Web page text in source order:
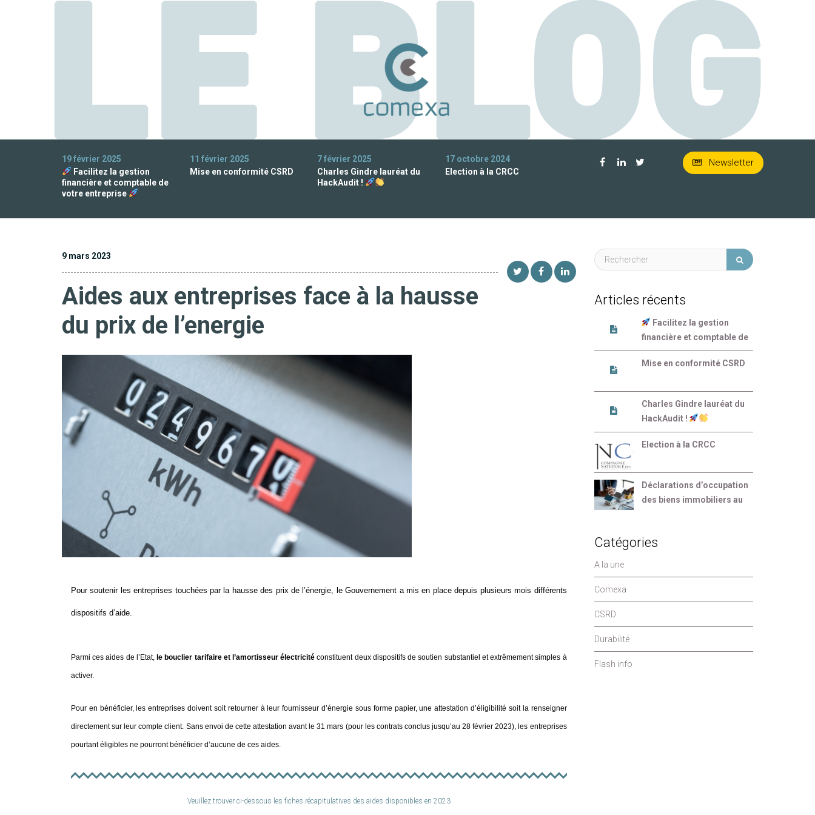
19 février 2025
Facilitez la gestion
financière et comptable de
votre entreprise
11 février 2025
Mise en conformité CSRD
7 février 2025
Charles Gindre lauréat du
HackAudit !
17 octobre 2024
Election à la CRCC
Newsletter
9 mars 2023
Aides aux entreprises face à la hausse
du prix de l’energie
Pour soutenir les entreprises touchées par la hausse des prix de l’énergie, le Gouvernement a mis en place depuis plusieurs mois différents
dispositifs d’aide.
Parmi ces aides de l’Etat, le bouclier tarifaire et l’amortisseur électricitéconstituent deux dispositifs de soutien substantiel et extrêmement simples à
activer.
Pour en bénéficier, les entreprises doivent soit retourner à leur fournisseur d’énergie sous forme papier, une attestation d’éligibilité soit la renseigner
directement sur leur compte client. Sans envoi de cette attestation avant le 31 mars (pour les contrats conclus jusqu’au 28 février 2023), les entreprises
pourtant éligibles ne pourront bénéficier d’aucune de ces aides.
Veuillez trouver ci-dessous les fiches récapitulatives des aides disponibles en 2023
Articles récents
Facilitez la gestion
financière et comptable de
votre entreprise
Mise en conformité CSRD
Charles Gindre lauréat du
HackAudit !
Election à la CRCC
Déclarations d’occupation
des biens immobiliers au
Catégories
A la une
Comexa
CSRD
Durabilité
Flash info